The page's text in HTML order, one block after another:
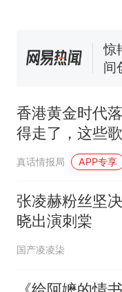
3D
热
似
任
源
香港黄金时代
得走了，这些
一定看过
真话情报局 APP专享
张凌赫粉丝坚
晓出演刺棠
国产凌凌柒